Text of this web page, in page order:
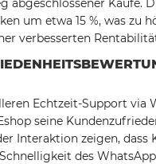
abgeschlossener Käufe.
um etwa 15 %, was zu
verbesserten
Echtzeit-Support via
seine
Interaktion zeigen, dass
des